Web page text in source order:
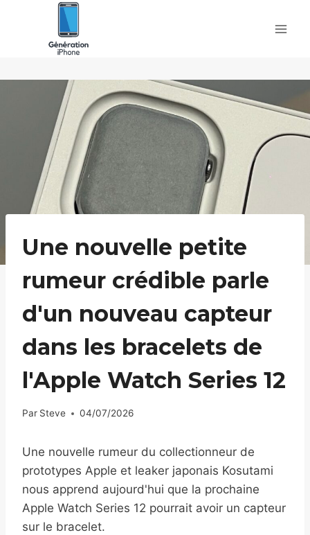
Une nouvelle petite
rumeur crédible parle
d'un nouveau capteur
dans les bracelets de
l'Apple Watch Series 12
Par Steve 04/07/2026
Une nouvelle rumeur du collectionneur de
prototypes Apple et leaker japonais Kosutami
nous apprend aujourd'hui que la prochaine
Apple Watch Series 12 pourrait avoir un capteur
sur le bracelet.